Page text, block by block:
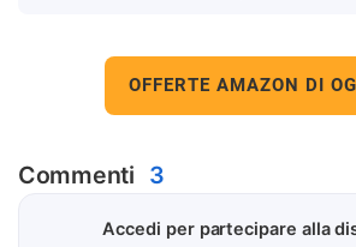
OFFERTE AMAZON DI
Commenti 3
Accedi per partecipare alla